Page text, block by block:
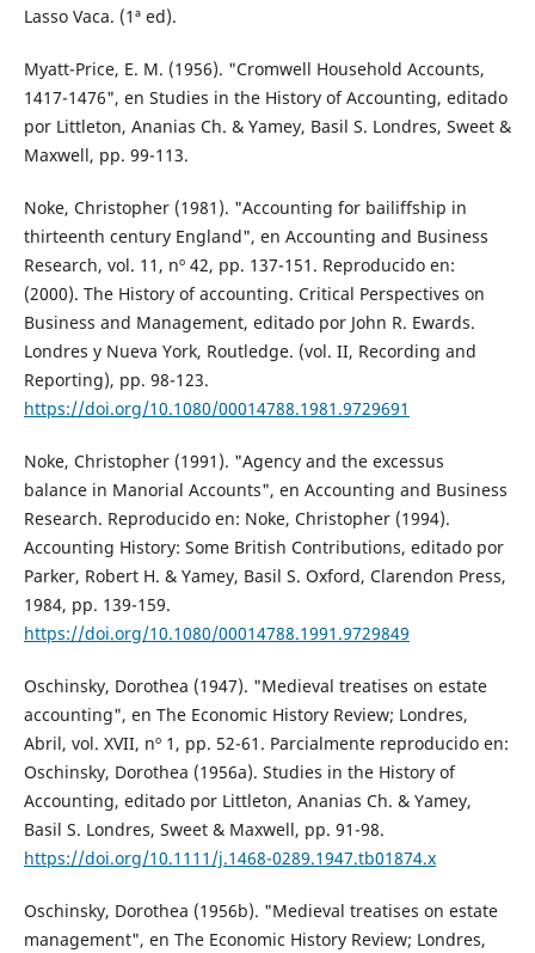
Lasso Vaca. (1ª ed).
Myatt-Price, E. M. (1956). "Cromwell Household Accounts,
1417-1476", en Studies in the History of Accounting, editado
por Littleton, Ananias Ch. & Yamey, Basil S. Londres, Sweet &
Maxwell, pp. 99-113.
Noke, Christopher (1981). "Accounting for bailiffship in
thirteenth century England", en Accounting and Business
Research, vol. 11, nº 42, pp. 137-151. Reproducido en:
(2000). The History of accounting. Critical Perspectives on
Business and Management, editado por John R. Ewards.
Londres y Nueva York, Routledge. (vol. II, Recording and
Reporting), pp. 98-123.
https://doi.org/10.1080/00014788.1981.9729691
Noke, Christopher (1991). "Agency and the excessus
balance in Manorial Accounts", en Accounting and Business
Research. Reproducido en: Noke, Christopher (1994).
Accounting History: Some British Contributions, editado por
Parker, Robert H. & Yamey, Basil S. Oxford, Clarendon Press,
1984, pp. 139-159.
https://doi.org/10.1080/00014788.1991.9729849
Oschinsky, Dorothea (1947). "Medieval treatises on estate
accounting", en The Economic History Review; Londres,
Abril, vol. XVII, nº 1, pp. 52-61. Parcialmente reproducido en:
Oschinsky, Dorothea (1956a). Studies in the History of
Accounting, editado por Littleton, Ananias Ch. & Yamey,
Basil S. Londres, Sweet & Maxwell, pp. 91-98.
https://doi.org/10.1111/j.1468-0289.1947.tb01874.x
Oschinsky, Dorothea (1956b). "Medieval treatises on estate
management", en The Economic History Review; Londres,